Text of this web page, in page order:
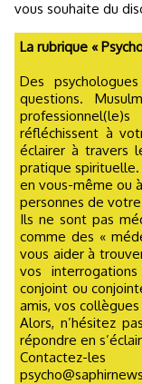
vous souhaite du
La rubrique «
Des
questions.
réfléchissent à
éclairer à travers
pratique
en vous-même ou
personnes de
Ils ne sont pas
comme des «
vous aider à
vos
conjoint ou
amis, vos
Alors, n’hésitez
répondre en
Contactez-